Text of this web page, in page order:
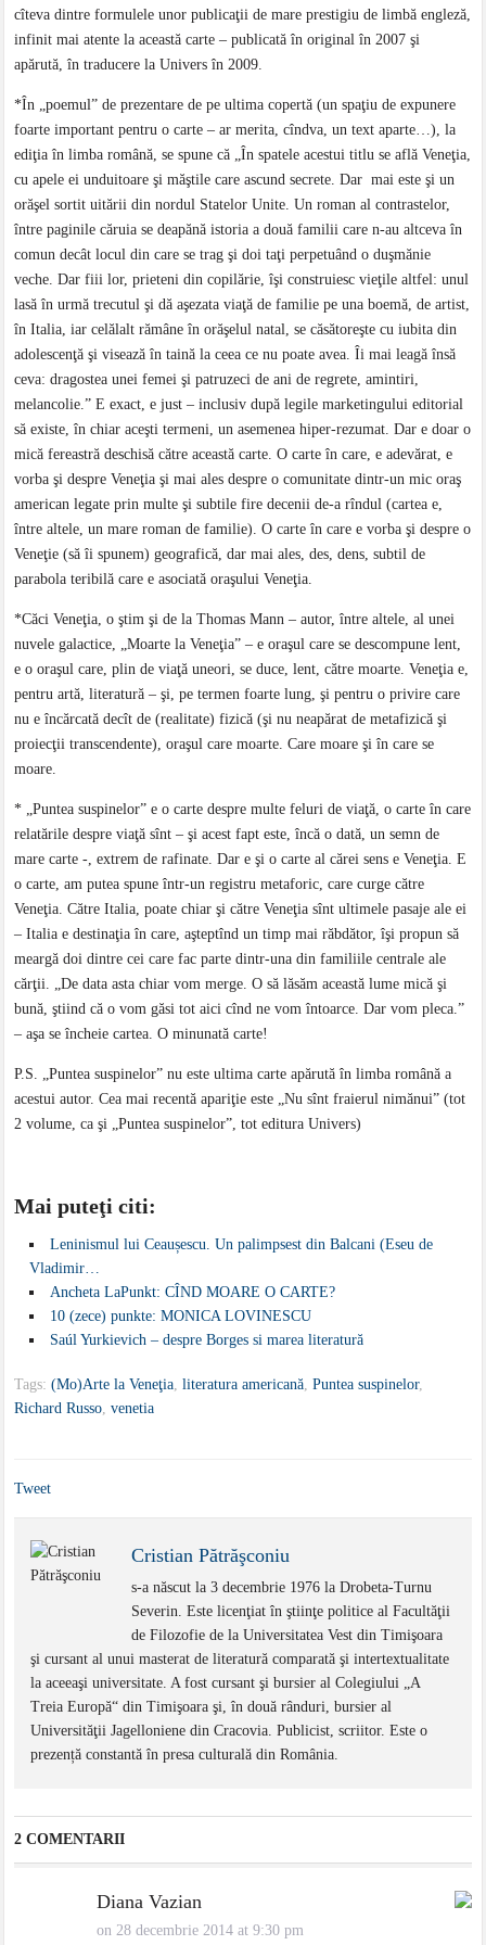
cîteva dintre formulele unor publicaţii de mare prestigiu de limbă engleză,
infinit mai atente la această carte – publicată în original în 2007 şi
apărută, în traducere la Univers în 2009.
*În „poemul” de prezentare de pe ultima copertă (un spaţiu de expunere
foarte important pentru o carte – ar merita, cîndva, un text aparte…), la
ediţia în limba română, se spune că „În spatele acestui titlu se află Veneţia,
cu apele ei unduitoare şi măştile care ascund secrete. Dar mai este şi un
orăşel sortit uitării din nordul Statelor Unite. Un roman al contrastelor,
între paginile căruia se deapănă istoria a două familii care n-au altceva în
comun decât locul din care se trag şi doi taţi perpetuând o duşmănie
veche. Dar fiii lor, prieteni din copilărie, îşi construiesc vieţile altfel: unul
lasă în urmă trecutul şi dă aşezata viaţă de familie pe una boemă, de artist,
în Italia, iar celălalt rămâne în orăşelul natal, se căsătoreşte cu iubita din
adolescenţă şi visează în taină la ceea ce nu poate avea. Îi mai leagă însă
ceva: dragostea unei femei şi patruzeci de ani de regrete, amintiri,
melancolie.” E exact, e just – inclusiv după legile marketingului editorial
să existe, în chiar aceşti termeni, un asemenea hiper-rezumat. Dar e doar o
mică fereastră deschisă către această carte. O carte în care, e adevărat, e
vorba şi despre Veneţia şi mai ales despre o comunitate dintr-un mic oraş
american legate prin multe şi subtile fire decenii de-a rîndul (cartea e,
între altele, un mare roman de familie). O carte în care e vorba şi despre o
Veneţie (să îi spunem) geografică, dar mai ales, des, dens, subtil de
parabola teribilă care e asociată oraşului Veneţia.
*Căci Veneţia, o ştim şi de la Thomas Mann – autor, între altele, al unei
nuvele galactice, „Moarte la Veneţia” – e oraşul care se descompune lent,
e o oraşul care, plin de viaţă uneori, se duce, lent, către moarte. Veneţia e,
pentru artă, literatură – şi, pe termen foarte lung, şi pentru o privire care
nu e încărcată decît de (realitate) fizică (şi nu neapărat de metafizică şi
proiecţii transcendente), oraşul care moarte. Care moare şi în care se
moare.
* „Puntea suspinelor” e o carte despre multe feluri de viaţă, o carte în care
relatările despre viaţă sînt – şi acest fapt este, încă o dată, un semn de
mare carte -, extrem de rafinate. Dar e şi o carte al cărei sens e Veneţia. E
o carte, am putea spune într-un registru metaforic, care curge către
Veneţia. Către Italia, poate chiar şi către Veneţia sînt ultimele pasaje ale ei
– Italia e destinaţia în care, aşteptînd un timp mai răbdător, îşi propun să
meargă doi dintre cei care fac parte dintr-una din familiile centrale ale
cărţii. „De data asta chiar vom merge. O să lăsăm această lume mică şi
bună, ştiind că o vom găsi tot aici cînd ne vom întoarce. Dar vom pleca.”
– aşa se încheie cartea. O minunată carte!
P.S. „Puntea suspinelor” nu este ultima carte apărută în limba română a
acestui autor. Cea mai recentă apariţie este „Nu sînt fraierul nimănui” (tot
2 volume, ca şi „Puntea suspinelor”, tot editura Univers)
Mai puteţi citi:
Leninismul lui Ceaușescu. Un palimpsest din Balcani (Eseu de
Vladimir…
Ancheta LaPunkt: CÎND MOARE O CARTE?
10 (zece) punkte: MONICA LOVINESCU
Saúl Yurkievich – despre Borges si marea literatură
Tags:(Mo)Arte la Veneţia,literatura americană,Puntea suspinelor,
Richard Russo,venetia
Tweet
Cristian Pătrăşconiu
s-a născut la 3 decembrie 1976 la Drobeta-Turnu
Severin. Este licenţiat în ştiinţe politice al Facultăţii
de Filozofie de la Universitatea Vest din Timişoara
şi cursant al unui masterat de literatură comparată şi intertextualitate
la aceeaşi universitate. A fost cursant şi bursier al Colegiului „A
Treia Europă“ din Timişoara şi, în două rânduri, bursier al
Universităţii Jagelloniene din Cracovia. Publicist, scriitor. Este o
prezență constantă în presa culturală din România.
2 COMENTARII
Diana Vazian
on 28 decembrie 2014 at 9:30 pm